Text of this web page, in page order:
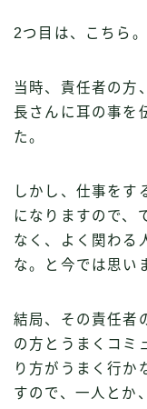
2つ目は、こちら
当時、責任者の方
長さんに耳の事を
た。
しかし、仕事をす
になりますので、
なく、よく関わる
な。と今では思い
結局、その責任者
の方とうまくコミ
り方がうまく行か
すので、一人とか